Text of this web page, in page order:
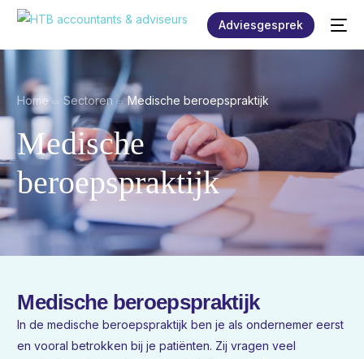
Adviesgesprek
Home Sectoren Medische beroepspraktijk
Medische
beroepspraktijk
Medische beroepspraktijk
In de medische beroepspraktijk ben je als ondernemer eerst
en vooral betrokken bij je patiënten. Zij vragen veel